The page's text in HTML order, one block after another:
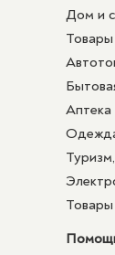
Дом и
Аптека